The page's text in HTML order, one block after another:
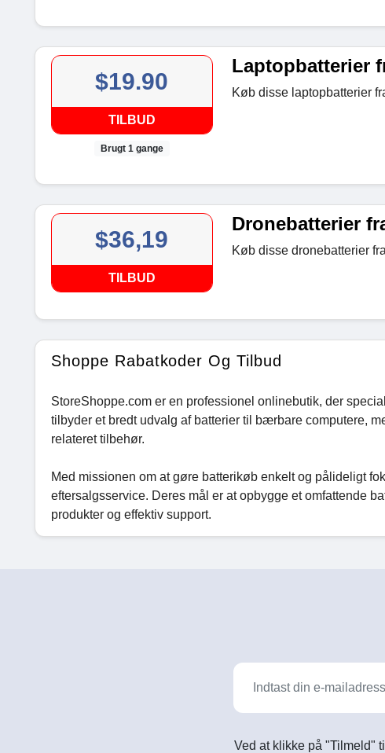
$19.90
TILBUD
Brugt 1 gange
Laptopbatterier
Køb disse laptopbatterier
$36,19
TILBUD
Dronebatterier
Køb disse dronebatterier
Shoppe Rabatkoder Og Tilbud
StoreShoppe.com er en professionel onlinebutik, der
tilbyder et bredt udvalg af batterier til bærbare computere,
relateret tilbehør.
Med missionen om at gøre batterikøb enkelt og pålideligt
eftersalgsservice. Deres mål er at opbygge et omfattende
produkter og effektiv support.
Ved at klikke på "Tilmeld"